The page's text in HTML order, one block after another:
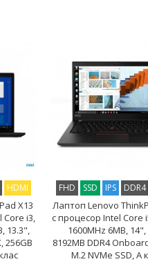
HDMI
X13
Core i3,
13.3",
256GB
FHD SSD IPS DDR4
Лаптоп Lenovo
с процесор Intel Core
1600MHz 6MB, 14",
8192MB DDR4
M.2 NVMe SSD, A